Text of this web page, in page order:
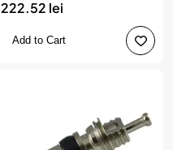
222.52 lei
Add to Cart